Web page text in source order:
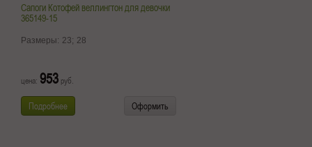
Сапоги Котофей веллингтон для девочки
365149-15
Размеры: 23; 28
цена: 953 руб.
Подробнее Оформить